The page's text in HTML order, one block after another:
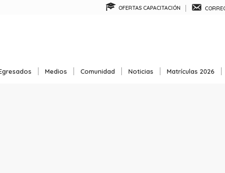
OFERTAS CAPACITACIÓN
Medios Comunidad Noticias Matrículas 2026